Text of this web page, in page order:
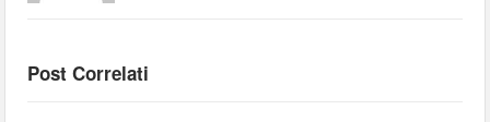
Post Correlati